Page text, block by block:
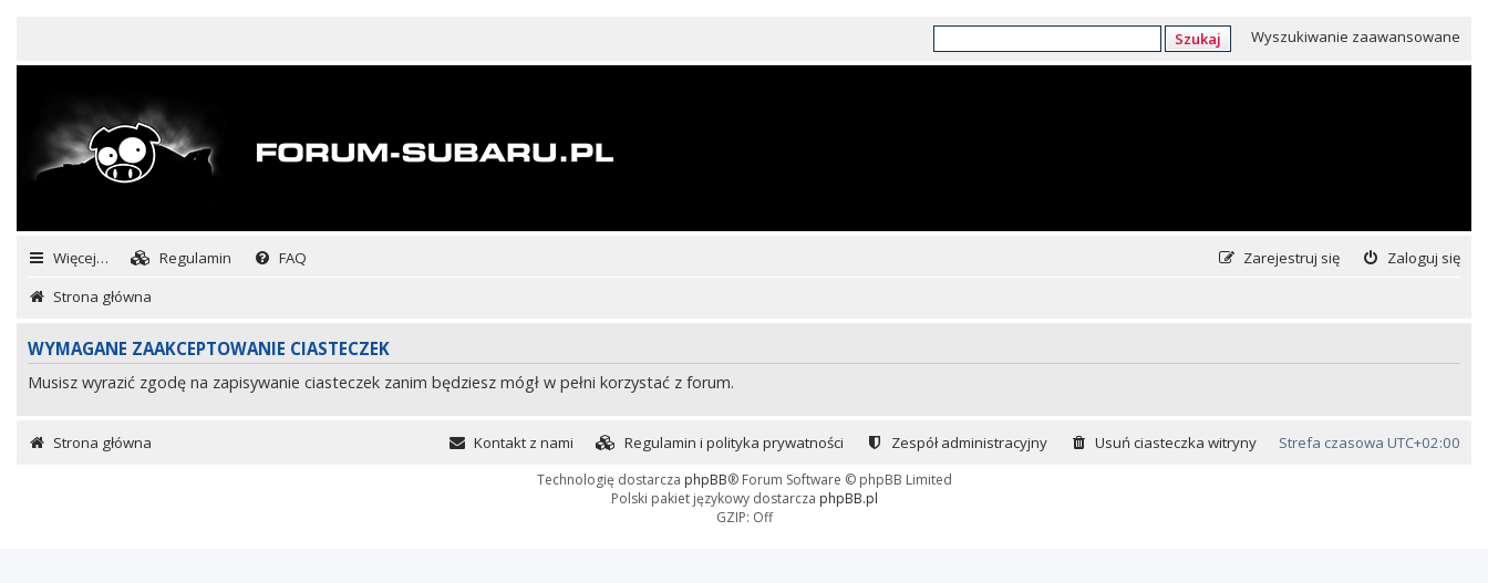
Szukaj Wyszukiwanie zaawansowane
Więcej… Regulamin FAQ Zaloguj się
Zarejestruj się
Strona główna
WYMAGANE ZAAKCEPTOWANIE CIASTECZEK
Musisz wyrazić zgodę na zapisywanie ciasteczek zanim będziesz mógł w pełni korzystać z forum.
Strona główna Strefa czasowa UTC+02:00
Usuń ciasteczka witryny
Zespół administracyjny
Regulamin i polityka prywatności
Kontakt z nami
Technologię dostarcza phpBB® Forum Software © phpBB Limited
Polski pakiet językowy dostarcza phpBB.pl
GZIP: Off